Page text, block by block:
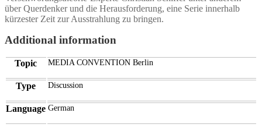
über Querdenker und die Herausforderung, eine Serie innerhalb
kürzester Zeit zur Ausstrahlung zu bringen.
Additional information
Topic MEDIA CONVENTION Berlin
Type Discussion
Language German